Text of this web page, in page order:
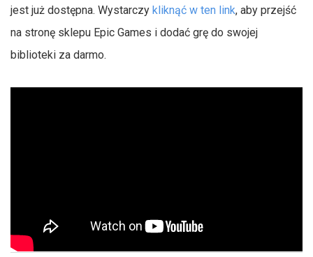
jest już dostępna. Wystarczy kliknąć w ten link, aby przejść
na stronę sklepu Epic Games i dodać grę do swojej
biblioteki za darmo.